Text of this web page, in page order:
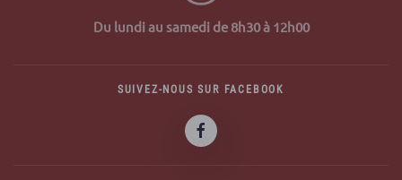
Du lundi au samedi de 8h30 à 12h00
SUIVEZ-NOUS SUR FACEBOOK